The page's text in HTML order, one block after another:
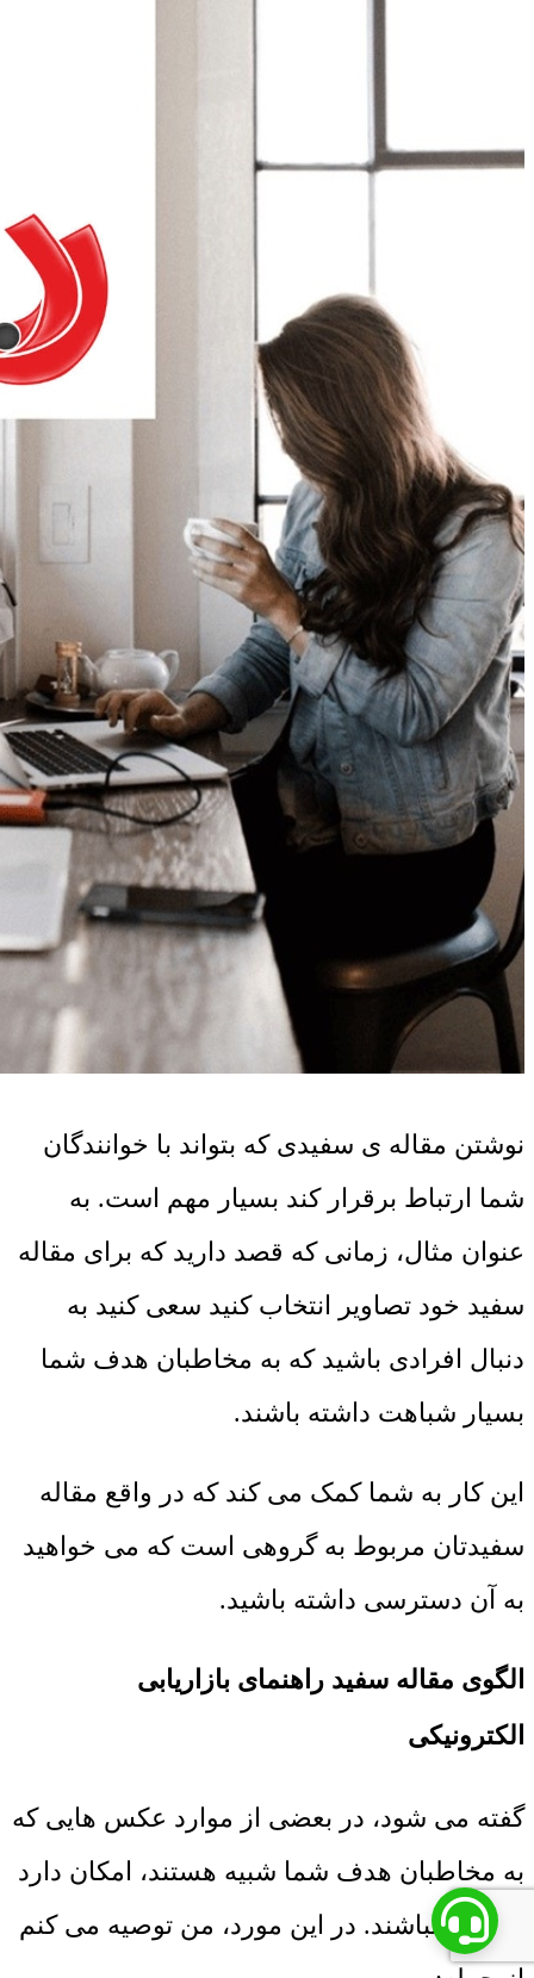
نوشتن مقاله ی سفیدی که بتواند با خوانندگان
شما ارتباط برقرار کند بسیار مهم است. به
عنوان مثال، زمانی که قصد دارید که برای مقاله
سفید خود تصاویر انتخاب کنید سعی کنید به
دنبال افرادی باشید که به مخاطبان هدف شما
بسیار شباهت داشته باشند.
این کار به شما کمک می کند که در واقع مقاله
سفیدتان مربوط به گروهی است که می خواهید
به آن دسترسی داشته باشید.
الگوی مقاله سفید راهنمای بازاریابی
الکترونیکی
گفته می شود، در بعضی از موارد عکس هایی که
به مخاطبان هدف شما شبیه هستند، امکان دارد
منطقی نباشند. در این مورد، من توصیه می کنم